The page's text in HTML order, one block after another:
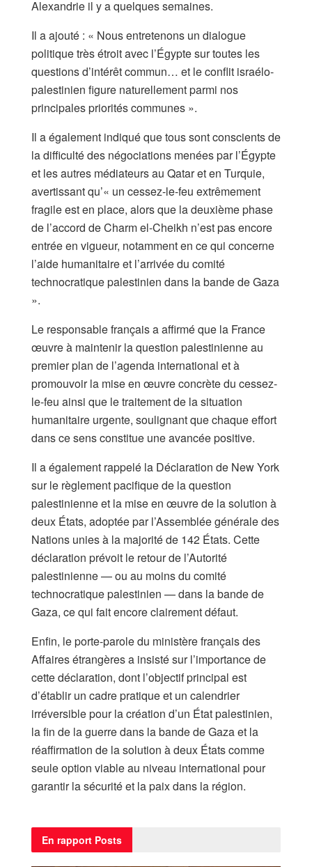
Alexandrie il y a quelques semaines.
Il a ajouté : « Nous entretenons un dialogue
politique très étroit avec l’Égypte sur toutes les
questions d’intérêt commun… et le conflit israélo-
palestinien figure naturellement parmi nos
principales priorités communes ».
Il a également indiqué que tous sont conscients de
la difficulté des négociations menées par l’Égypte
et les autres médiateurs au Qatar et en Turquie,
avertissant qu’« un cessez-le-feu extrêmement
fragile est en place, alors que la deuxième phase
de l’accord de Charm el-Cheikh n’est pas encore
entrée en vigueur, notamment en ce qui concerne
l’aide humanitaire et l’arrivée du comité
technocratique palestinien dans la bande de Gaza
».
Le responsable français a affirmé que la France
œuvre à maintenir la question palestinienne au
premier plan de l’agenda international et à
promouvoir la mise en œuvre concrète du cessez-
le-feu ainsi que le traitement de la situation
humanitaire urgente, soulignant que chaque effort
dans ce sens constitue une avancée positive.
Il a également rappelé la Déclaration de New York
sur le règlement pacifique de la question
palestinienne et la mise en œuvre de la solution à
deux États, adoptée par l’Assemblée générale des
Nations unies à la majorité de 142 États. Cette
déclaration prévoit le retour de l’Autorité
palestinienne — ou au moins du comité
technocratique palestinien — dans la bande de
Gaza, ce qui fait encore clairement défaut.
Enfin, le porte-parole du ministère français des
Affaires étrangères a insisté sur l’importance de
cette déclaration, dont l’objectif principal est
d’établir un cadre pratique et un calendrier
irréversible pour la création d’un État palestinien,
la fin de la guerre dans la bande de Gaza et la
réaffirmation de la solution à deux États comme
seule option viable au niveau international pour
garantir la sécurité et la paix dans la région.
En rapport Posts